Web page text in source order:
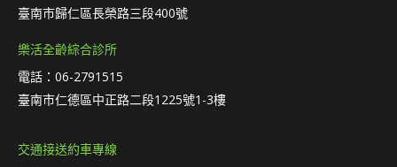
臺南市歸仁區長榮路三段400號
樂活全齡綜合診所
電話：06-2791515
臺南市仁德區中正路二段1225號1-3樓
交通接送約車專線